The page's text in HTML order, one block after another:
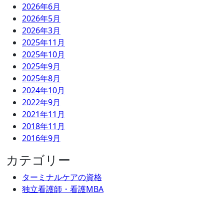
2026年6月
2026年5月
2026年3月
2025年11月
2025年10月
2025年9月
2025年8月
2024年10月
2022年9月
2021年11月
2018年11月
2016年9月
カテゴリー
ターミナルケアの資格
独立看護師・看護MBA